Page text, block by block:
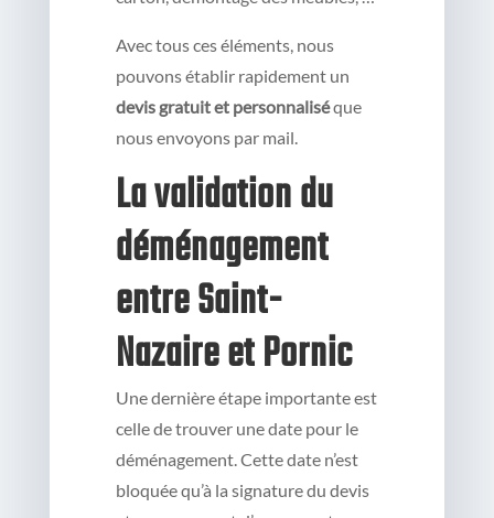
Avec tous ces éléments, nous
pouvons établir rapidement un
devis gratuit et personnaliséque
nous envoyons par mail.
La validation du
déménagement
entre Saint-
Nazaire et Pornic
Une dernière étape importante est
celle de trouver une date pour le
déménagement. Cette date n’est
bloquée qu’à la signature du devis